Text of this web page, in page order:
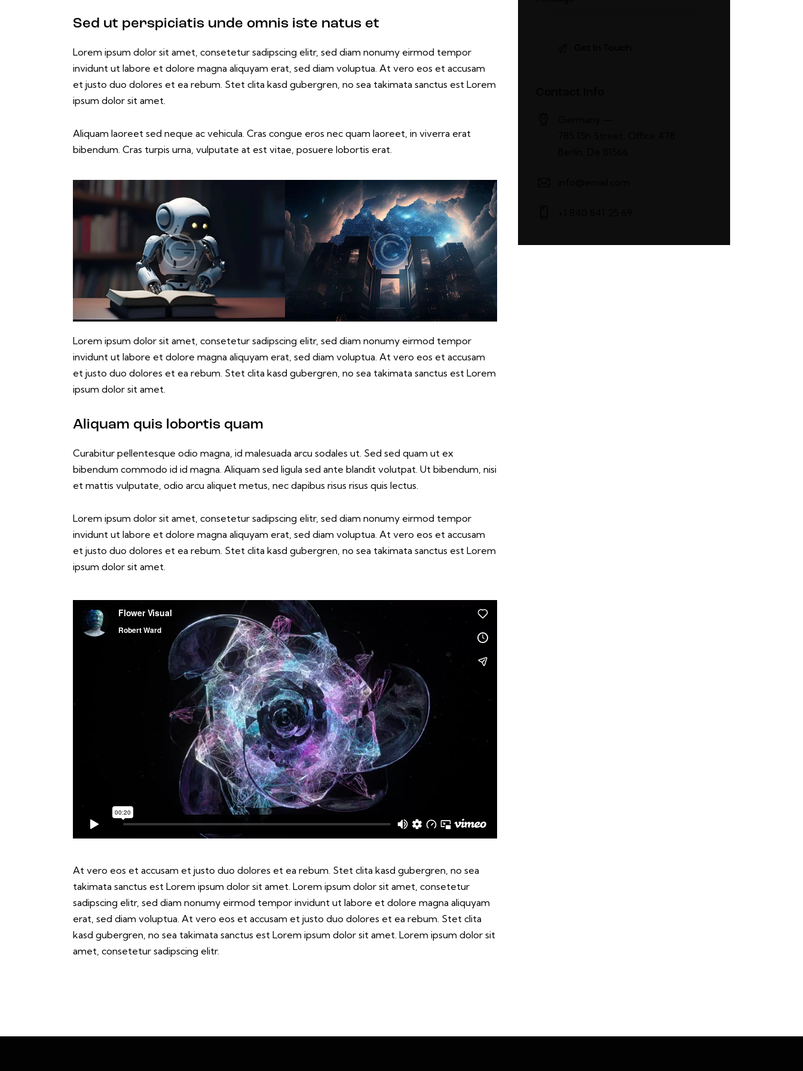
Sed ut perspiciatis unde omnis iste natus et
Lorem ipsum dolor sit amet, consetetur sadipscing elitr, sed diam nonumy eirmod tempor
invidunt ut labore et dolore magna aliquyam erat, sed diam voluptua. At vero eos et accusam
et justo duo dolores et ea rebum. Stet clita kasd gubergren, no sea takimata sanctus est Lorem
ipsum dolor sit amet.
Aliquam laoreet sed neque ac vehicula. Cras congue eros nec quam laoreet, in viverra erat
bibendum. Cras turpis urna, vulputate at est vitae, posuere lobortis erat.
Lorem ipsum dolor sit amet, consetetur sadipscing elitr, sed diam nonumy eirmod tempor
invidunt ut labore et dolore magna aliquyam erat, sed diam voluptua. At vero eos et accusam
et justo duo dolores et ea rebum. Stet clita kasd gubergren, no sea takimata sanctus est Lorem
ipsum dolor sit amet.
Aliquam quis lobortis quam
Curabitur pellentesque odio magna, id malesuada arcu sodales ut. Sed sed quam ut ex
bibendum commodo id id magna. Aliquam sed ligula sed ante blandit volutpat. Ut bibendum, nisi
et mattis vulputate, odio arcu aliquet metus, nec dapibus risus risus quis lectus.
Lorem ipsum dolor sit amet, consetetur sadipscing elitr, sed diam nonumy eirmod tempor
invidunt ut labore et dolore magna aliquyam erat, sed diam voluptua. At vero eos et accusam
et justo duo dolores et ea rebum. Stet clita kasd gubergren, no sea takimata sanctus est Lorem
ipsum dolor sit amet.
At vero eos et accusam et justo duo dolores et ea rebum. Stet clita kasd gubergren, no sea
takimata sanctus est Lorem ipsum dolor sit amet. Lorem ipsum dolor sit amet, consetetur
sadipscing elitr, sed diam nonumy eirmod tempor invidunt ut labore et dolore magna aliquyam
erat, sed diam voluptua. At vero eos et accusam et justo duo dolores et ea rebum. Stet clita
kasd gubergren, no sea takimata sanctus est Lorem ipsum dolor sit amet. Lorem ipsum dolor sit
amet, consetetur sadipscing elitr.